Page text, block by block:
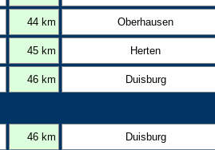
44 km Oberhausen
45 km Herten
46 km Duisburg
46 km Duisburg